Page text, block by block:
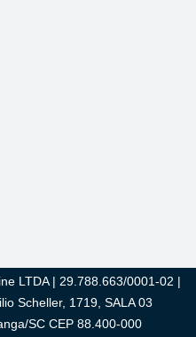
LTDA | 29.788.663/0001-02 |
Scheller, 1719, SALA 03
SC CEP 88.400-000